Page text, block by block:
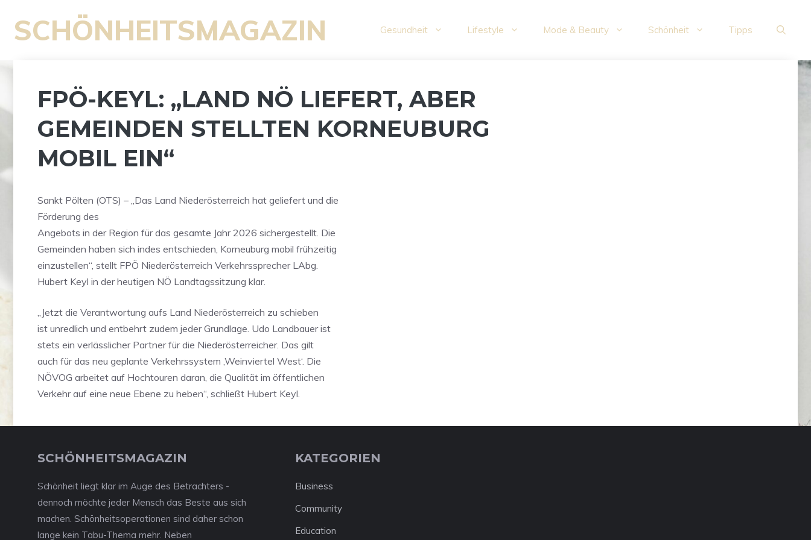
Inhalt
springen
SCHÖNHEITSMAGAZIN Gesundheit Lifestyle Mode & Beauty Schönheit Tipps
FPÖ-KEYL: „LAND NÖ LIEFERT, ABER
GEMEINDEN STELLTEN KORNEUBURG
MOBIL EIN“
Sankt Pölten (OTS) – „Das Land Niederösterreich hat geliefert und die
Förderung des
Angebots in der Region für das gesamte Jahr 2026 sichergestellt. Die
Gemeinden haben sich indes entschieden, Korneuburg mobil frühzeitig
einzustellen“, stellt FPÖ Niederösterreich Verkehrssprecher LAbg.
Hubert Keyl in der heutigen NÖ Landtagssitzung klar.
„Jetzt die Verantwortung aufs Land Niederösterreich zu schieben
ist unredlich und entbehrt zudem jeder Grundlage. Udo Landbauer ist
stets ein verlässlicher Partner für die Niederösterreicher. Das gilt
auch für das neu geplante Verkehrssystem ,Weinviertel West‘. Die
NÖVOG arbeitet auf Hochtouren daran, die Qualität im öffentlichen
Verkehr auf eine neue Ebene zu heben“, schließt Hubert Keyl.
SCHÖNHEITSMAGAZIN
Schönheit liegt klar im Auge des Betrachters -
dennoch möchte jeder Mensch das Beste aus sich
machen. Schönheitsoperationen sind daher schon
lange kein Tabu-Thema mehr. Neben
KATEGORIEN
Business
Community
Education